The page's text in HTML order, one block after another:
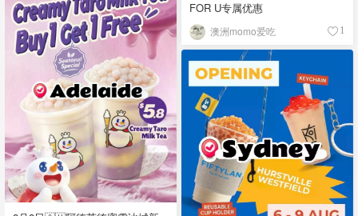
FOR U专属优惠
澳洲momo爱吃 1